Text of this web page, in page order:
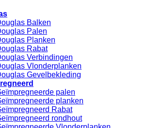
Balken
Palen
Planken
Rabat
Verbindingen
Vlonderplanken
Gevelbekleding
palen
planken
Rabat
rondhout